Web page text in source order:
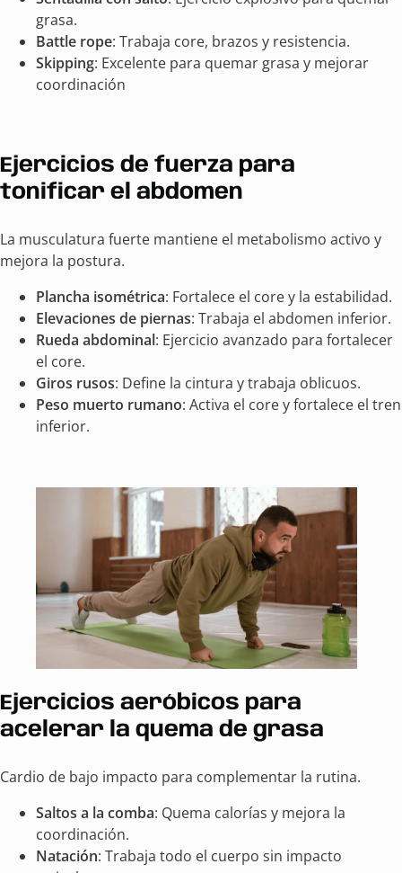
grasa.
Battle rope: Trabaja core, brazos y resistencia.
Skipping: Excelente para quemar grasa y mejorar
coordinación
Ejercicios de fuerza para
tonificar el abdomen
La musculatura fuerte mantiene el metabolismo activo y
mejora la postura.
Plancha isométrica: Fortalece el core y la estabilidad.
Elevaciones de piernas: Trabaja el abdomen inferior.
Rueda abdominal: Ejercicio avanzado para fortalecer
el core.
Giros rusos: Define la cintura y trabaja oblicuos.
Peso muerto rumano: Activa el core y fortalece el tren
inferior.
Ejercicios aeróbicos para
acelerar la quema de grasa
Cardio de bajo impacto para complementar la rutina.
Saltos a la comba: Quema calorías y mejora la
coordinación.
Natación: Trabaja todo el cuerpo sin impacto